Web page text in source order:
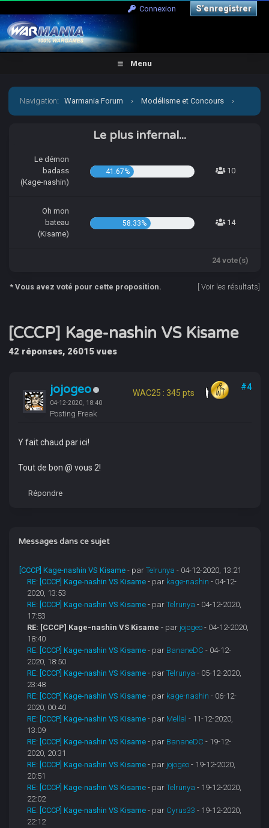
Connexion S’enregistrer
Menu
Navigation:Warmania Forum › Modélisme et Concours ›
[CCCP] Kage-nashin VS Kisame
Le plus infernal...
Le démon
badass
(Kage-nashin)
41.67% 10
Oh mon
bateau
(Kisame)
58.33% 14
24 vote(s)
* Vous avez voté pour cette proposition. Voir les résultats
[CCCP] Kage-nashin VS Kisame
42 réponses, 26015 vues
jojogeo
04-12-2020, 18:40
Posting Freak
WAC25 : 345 pts
#4
Y fait chaud par ici!
Tout de bon @ vous 2!
Répondre
Messages dans ce sujet
[CCCP] Kage-nashin VS Kisame - parTelrunya - 04-12-2020, 13:21
RE: [CCCP] Kage-nashin VS Kisame - par kage-nashin - 04-12-
2020, 13:53
RE: [CCCP] Kage-nashin VS Kisame - parTelrunya - 04-12-2020,
17:53
RE: [CCCP] Kage-nashin VS Kisame - par jojogeo - 04-12-2020,
18:40
RE: [CCCP] Kage-nashin VS Kisame - par BananeDC - 04-12-
2020, 18:50
RE: [CCCP] Kage-nashin VS Kisame - parTelrunya - 05-12-2020,
23:48
RE: [CCCP] Kage-nashin VS Kisame - par kage-nashin - 06-12-
2020, 00:40
RE: [CCCP] Kage-nashin VS Kisame - par Mellal - 11-12-2020,
13:09
RE: [CCCP] Kage-nashin VS Kisame - par BananeDC - 19-12-
2020, 20:31
RE: [CCCP] Kage-nashin VS Kisame - par jojogeo - 19-12-2020,
20:51
RE: [CCCP] Kage-nashin VS Kisame - parTelrunya - 19-12-2020,
22:02
RE: [CCCP] Kage-nashin VS Kisame - par Cyrus33 - 19-12-2020,
22:12